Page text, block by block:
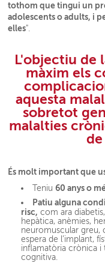
tothom que tingui un
adolescents o adults, i
elles".
L'objectiu de
màxim els
aquesta
sobretot
malalties
de
És molt important que
Teniu60 anys o
Patiu alguna
risc, com ara
hepàtica, anèmies,
neuromuscular greu,
espera de l’implant,
inflamatòria crònica
cognitiva.